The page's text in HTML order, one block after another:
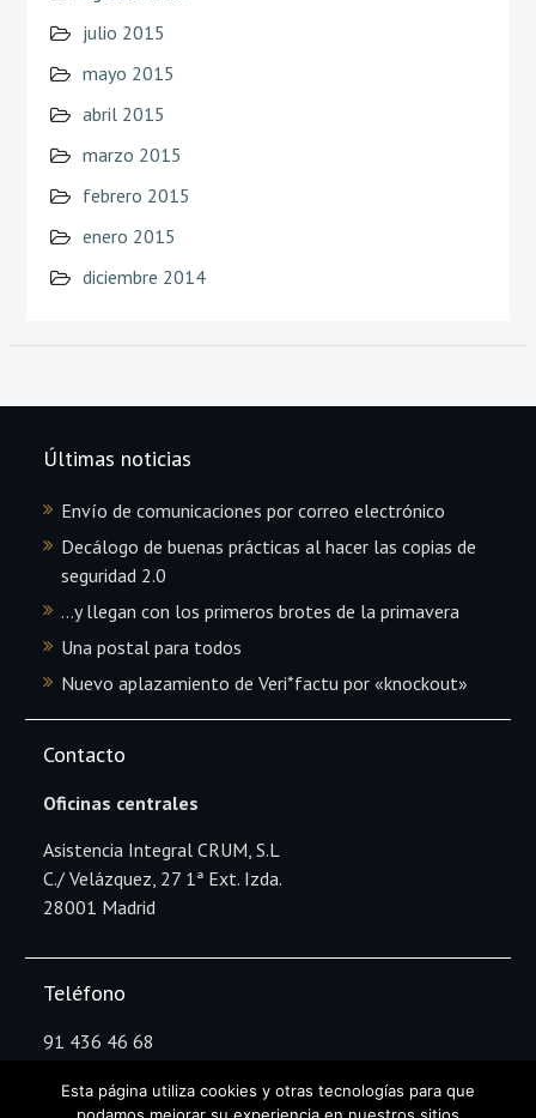
julio 2015
mayo 2015
abril 2015
marzo 2015
febrero 2015
enero 2015
diciembre 2014
Últimas noticias
Envío de comunicaciones por correo electrónico
Decálogo de buenas prácticas al hacer las copias de
seguridad 2.0
…y llegan con los primeros brotes de la primavera
Una postal para todos
Nuevo aplazamiento de Veri*factu por «knockout»
Contacto
Oficinas centrales
Asistencia Integral CRUM, S.L
C./ Velázquez, 27 1ª Ext. Izda.
28001 Madrid
Teléfono
91 436 46 68
Esta página utiliza cookies y otras tecnologías para que